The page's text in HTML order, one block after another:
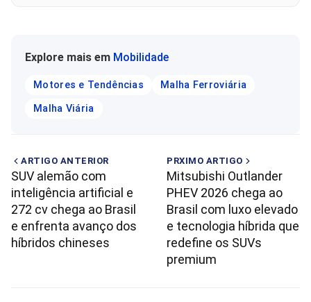
Explore mais em Mobilidade
Motores e Tendências
Malha Ferroviária
Malha Viária
ARTIGO ANTERIOR
SUV alemão com
inteligência artificial e
272 cv chega ao Brasil
e enfrenta avanço dos
híbridos chineses
PRXIMO ARTIGO
Mitsubishi Outlander
PHEV 2026 chega ao
Brasil com luxo elevado
e tecnologia híbrida que
redefine os SUVs
premium